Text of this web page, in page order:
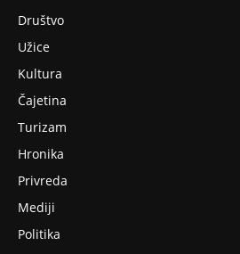
Društvo
Užice
Kultura
Čajetina
Turizam
Hronika
Privreda
Mediji
Politika